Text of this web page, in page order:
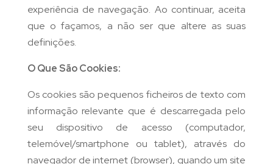
experiência de navegação. Ao continuar, aceita
que o façamos, a não ser que altere as suas
definições.
O Que São Cookies:
Os cookies são pequenos ficheiros de texto com
informação relevante que é descarregada pelo
seu dispositivo de acesso (computador,
telemóvel/smartphone ou tablet), através do
navegador de internet (browser), quando um site